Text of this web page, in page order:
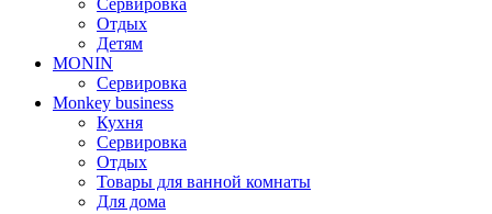
Сервировка
Отдых
Детям
MONIN
Сервировка
Monkey business
Кухня
Сервировка
Отдых
Товары для ванной комнаты
Для дома